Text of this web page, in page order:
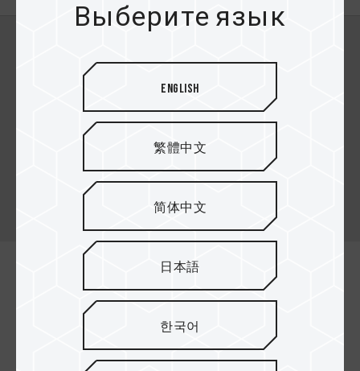
Наслаждайтесь цифровой
эрой и высоким качеством
видео и аудио записей в
полной мере
Выберите язык
English
繁體中文
简体中文
日本語
한국어